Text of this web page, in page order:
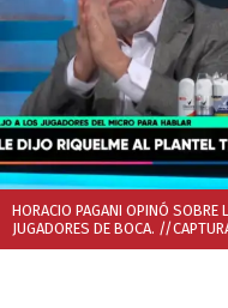
HORACIO PAGANI OPINÓ SOBRE
JUGADORES DE BOCA. //